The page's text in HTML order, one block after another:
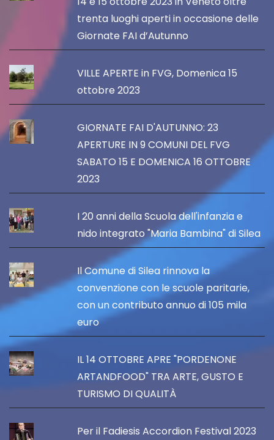
trenta luoghi aperti in occasione delle
Giornate FAI d’Autunno
VILLE APERTE in FVG, Domenica 15
ottobre 2023
GIORNATE FAI D'AUTUNNO: 23
APERTURE IN 9 COMUNI DEL FVG
SABATO 15 E DOMENICA 16 OTTOBRE
2023
I 20 anni della Scuola dell'infanzia e
nido integrato "Maria Bambina" di Silea
Il Comune di Silea rinnova la
convenzione con le scuole paritarie,
con un contributo annuo di 105 mila
euro
IL 14 OTTOBRE APRE "PORDENONE
ARTANDFOOD" TRA ARTE, GUSTO E
TURISMO DI QUALITÀ
Per il Fadiesis Accordion Festival 2023